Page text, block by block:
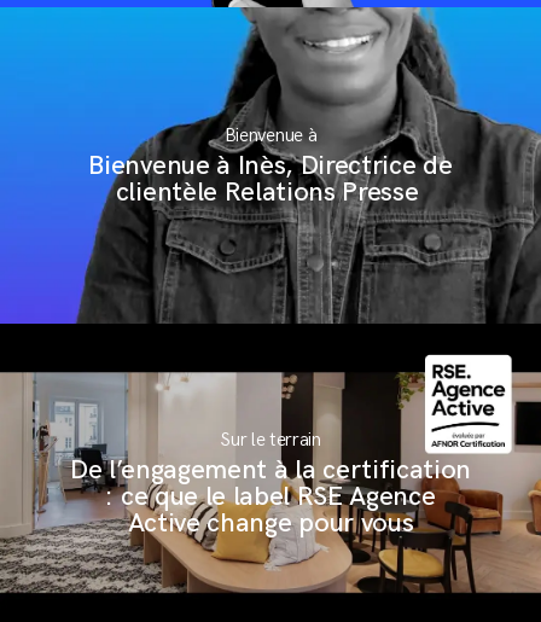
Bienvenue à
Bienvenue à Inès, Directrice de
clientèle Relations Presse
Sur le terrain
De l’engagement à la certification
: ce que le label RSE Agence
Active change pour vous